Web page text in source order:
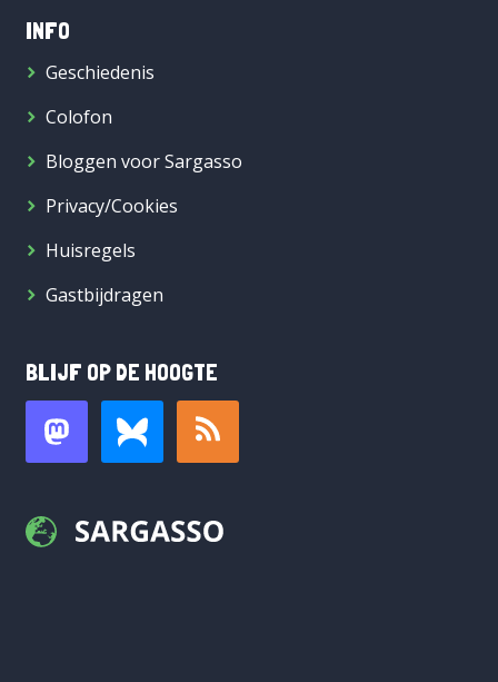
INFO
Geschiedenis
Colofon
Bloggen voor Sargasso
Privacy/Cookies
Huisregels
Gastbijdragen
BLIJF OP DE HOOGTE